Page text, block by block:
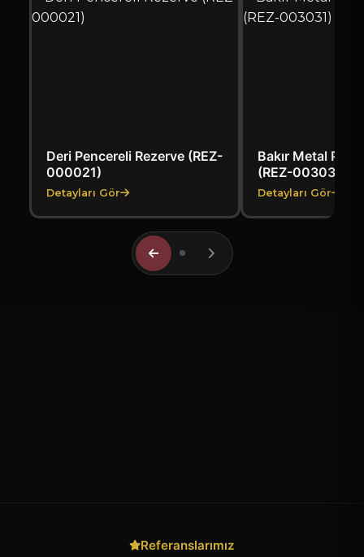
Deri Pencereli Rezerve (REZ-
000021)
Detayları Gör
Bakır Metal
(REZ-003031)
Detayları Gör
Referanslarımız